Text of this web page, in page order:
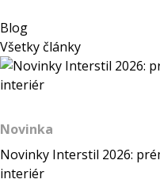
Blog
Všetky články
Novinka
Novinky Interstil 2026:
interiér